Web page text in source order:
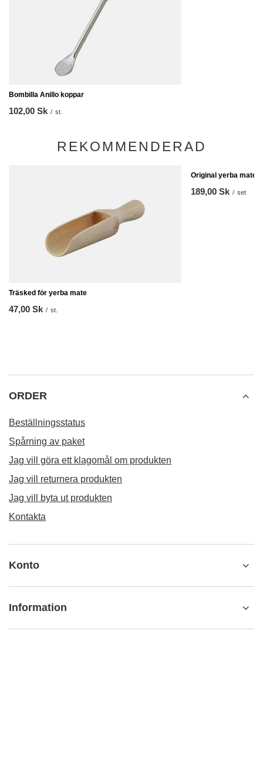
Bombilla Anillo koppar
102,00 Sk / st.
REKOMMENDERAD
Träsked för yerba mate
47,00 Sk / st.
Original yerba mate-
189,00 Sk / set
ORDER
Beställningsstatus
Spårning av paket
Jag vill göra ett klagomål om produkten
Jag vill returnera produkten
Jag vill byta ut produkten
Kontakta
Konto
Information